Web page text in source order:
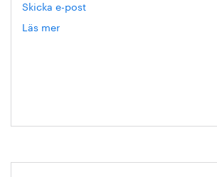
Skicka e-post
Läs mer